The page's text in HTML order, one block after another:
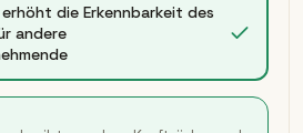
die Erkennbarkeit des
andere